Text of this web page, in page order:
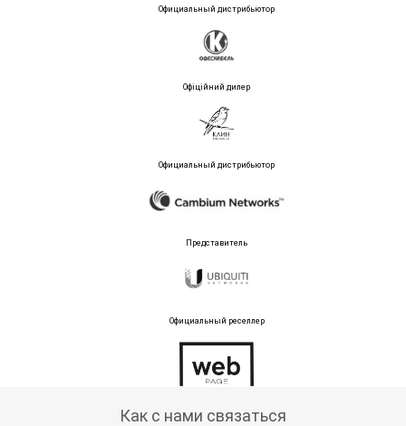
Официальный дистрибьютор
Офіційний дилер
Официальный дистрибьютор
Представитель
Официальный реселлер
Как с нами связаться